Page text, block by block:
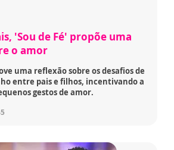
'Sou de Fé' propõe uma
o amor
uma reflexão sobre os desafios de
entre pais e filhos, incentivando a
gestos de amor.